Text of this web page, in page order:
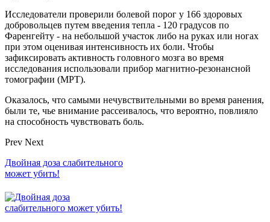
Исследователи проверили болевой порог у 166 здоровых
добровольцев путем введения тепла - 120 градусов по
Фаренгейту - на небольшой участок либо на руках или ногах
при этом оценивая интенсивность их боли. Чтобы
зафиксировать активность головного мозга во время
исследования использовали прибор магнитно-резонансной
томографии (МРТ).
Оказалось, что самыми нечувствительными во время ранения,
были те, чье внимание рассеивалось, что вероятно, повлияло
на способность чувствовать боль.
Prev Next
Двойная доза слабительного
может убить!